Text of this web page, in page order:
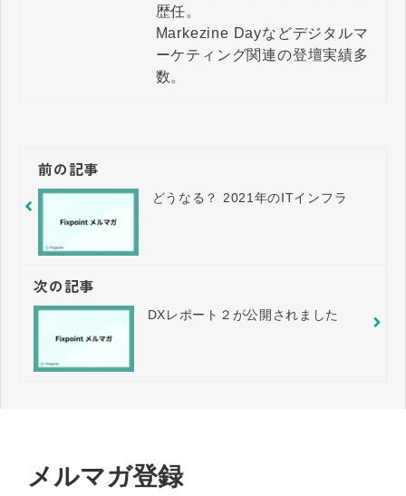
歴任。
Markezine Dayなどデジタルマ
ーケティング関連の登壇実績多
数。
前の記事
どうなる？ 2021年のITインフラ
次の記事
DXレポート２が公開されました
メルマガ登録